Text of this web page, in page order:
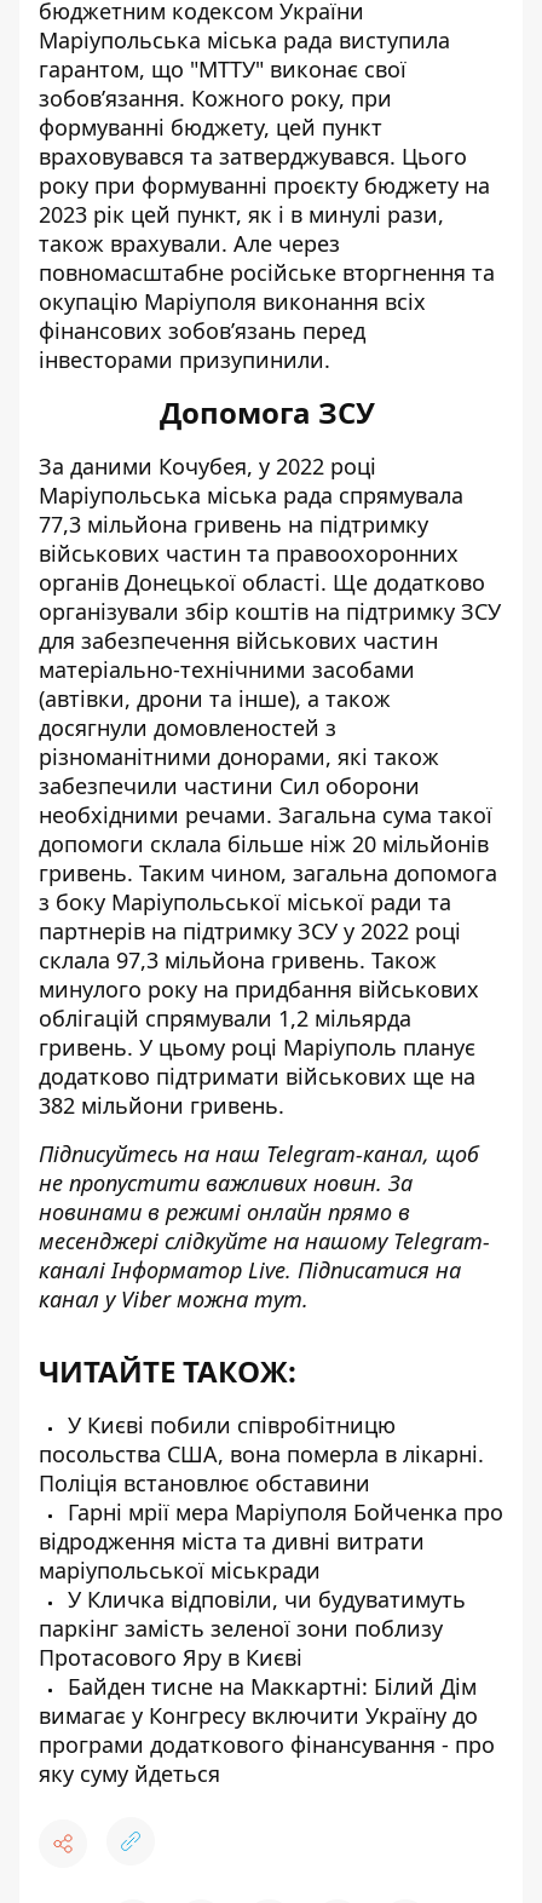
бюджетним кодексом України
Маріупольська міська рада виступила
гарантом, що "МТТУ" виконає свої
зобов’язання. Кожного року, при
формуванні бюджету, цей пункт
враховувався та затверджувався. Цього
року при формуванні проєкту бюджету на
2023 рік цей пункт, як і в минулі рази,
також врахували. Але через
повномасштабне російське вторгнення та
окупацію Маріуполя виконання всіх
фінансових зобов’язань перед
інвесторами призупинили.
Допомога ЗСУ
За даними Кочубея, у 2022 році
Маріупольська міська рада спрямувала
77,3 мільйона гривень на підтримку
військових частин та правоохоронних
органів Донецької області. Ще додатково
організували збір коштів на підтримку ЗСУ
для забезпечення військових частин
матеріально-технічними засобами
(автівки, дрони та інше), а також
досягнули домовленостей з
різноманітними донорами, які також
забезпечили частини Сил оборони
необхідними речами. Загальна сума такої
допомоги склала більше ніж 20 мільйонів
гривень. Таким чином, загальна допомога
з боку Маріупольської міської ради та
партнерів на підтримку ЗСУ у 2022 році
склала 97,3 мільйона гривень. Також
минулого року на придбання військових
облігацій спрямували 1,2 мільярда
гривень. У цьому році Маріуполь планує
додатково підтримати військових ще на
382 мільйони гривень.
Підписуйтесь на наш Telegram-канал, щоб
не пропустити важливих новин. За
новинами в режимі онлайн прямо в
месенджері слідкуйте на нашому Telegram-
каналіІнформатор Live. Підписатися на
канал у Viber можна тут.
ЧИТАЙТЕ ТАКОЖ:
У Києві побили співробітницю
посольства США, вона померла в лікарні.
Поліція встановлює обставини
Гарні мрії мера Маріуполя Бойченка про
відродження міста та дивні витрати
маріупольської міськради
У Кличка відповіли, чи будуватимуть
паркінг замість зеленої зони поблизу
Протасового Яру в Києві
Байден тисне на Маккартні: Білий Дім
вимагає у Конгресу включити Україну до
програми додаткового фінансування - про
яку суму йдеться